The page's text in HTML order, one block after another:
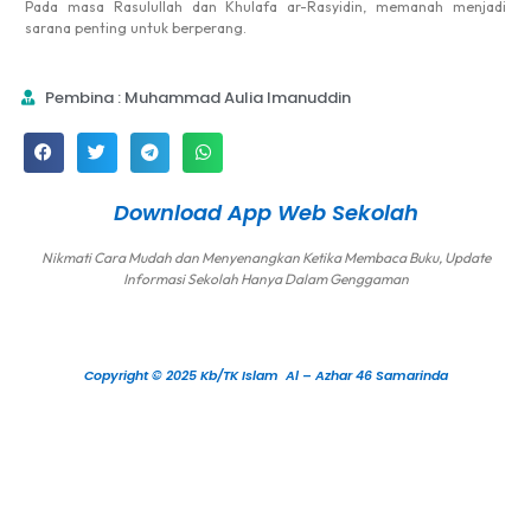
Pada masa Rasulullah dan Khulafa ar-Rasyidin, memanah menjadi
sarana penting untuk berperang.
Pembina : Muhammad Aulia Imanuddin
Download App Web Sekolah
Nikmati Cara Mudah dan Menyenangkan Ketika Membaca Buku, Update
Informasi Sekolah Hanya Dalam Genggaman
Copyright © 2025 Kb/TK Islam Al – Azhar 46 Samarinda